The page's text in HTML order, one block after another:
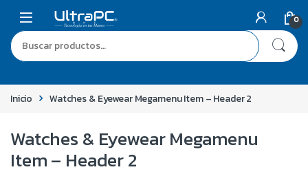
0
Inicio Watches & Eyewear Megamenu Item – Header 2
Watches & Eyewear Megamenu
Item – Header 2